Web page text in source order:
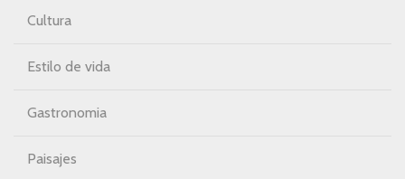
Cultura
Estilo de vida
Gastronomia
Paisajes